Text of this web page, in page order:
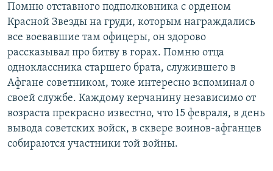
Помню отставного подполковника с орденом
Красной Звезды на груди, которым награждались
все воевавшие там офицеры, он здорово
рассказывал про битву в горах. Помню отца
одноклассника старшего брата, служившего в
Афгане советником, тоже интересно вспоминал о
своей службе. Каждому керчанину независимо от
возраста прекрасно известно, что 15 февраля, в день
вывода советских войск, в сквере воинов-афганцев
собираются участники той войны.